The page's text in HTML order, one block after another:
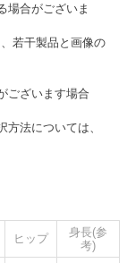
場合がございま
若干製品と画像の
ございます場合
法については、
ヒップ
身長(参
考)